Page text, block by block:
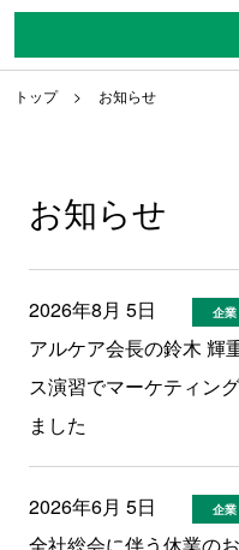
トップ お知らせ
お知らせ
2026年8月 5日 企業
アルケア会長の鈴木 輝
ス演習でマーケティン
ました
2026年6月 5日 企業